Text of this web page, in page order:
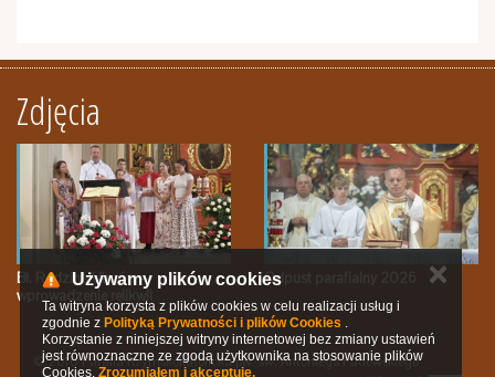
Zdjęcia
Bł. Rodzina Ulmów -
wprowadzenie relikwii
Odpust parafialny 2026
© 2016 Parafia Rzymskokatolicka pw. św. Antoniego Padewskiego
Używamy plików cookies
Ta witryna korzysta z plików cookies w celu realizacji usług i
zgodnie z Polityką Prywatności i plików Cookies .
Korzystanie z niniejszej witryny internetowej bez zmiany ustawień
jest równoznaczne ze zgodą użytkownika na stosowanie plików
Cookies. Zrozumiałem i akceptuję.
✕